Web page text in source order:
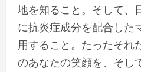
地を知ること。そして、
に抗炎症成分を配合した
用すること。たったそれ
のあなたの笑顔を、そし